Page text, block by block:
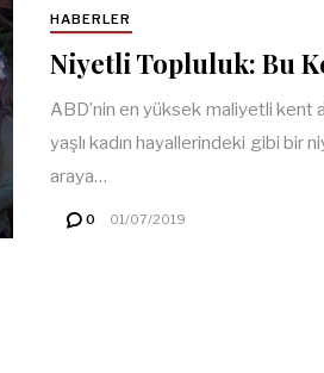
HABERLER
Niyetli Topluluk: Bu
ABD’nin en yüksek maliyetli kent
yaşlı kadın hayallerindeki gibi bir
araya…
0 01/07/2019